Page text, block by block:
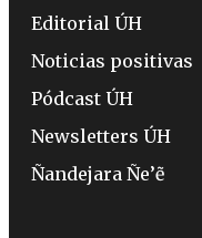
Editorial ÚH
Noticias positivas
Pódcast ÚH
Newsletters ÚH
Ñandejara Ñe’ẽ